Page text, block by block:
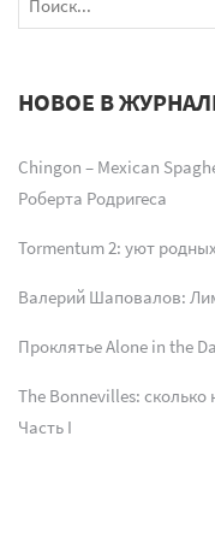
НОВОЕ В
Chingon – Mexican
Роберта Родригеса
Tormentum 2: уют
Валерий Шаповалов:
Проклятье Alone in the
The Bonnevilles:
Часть I